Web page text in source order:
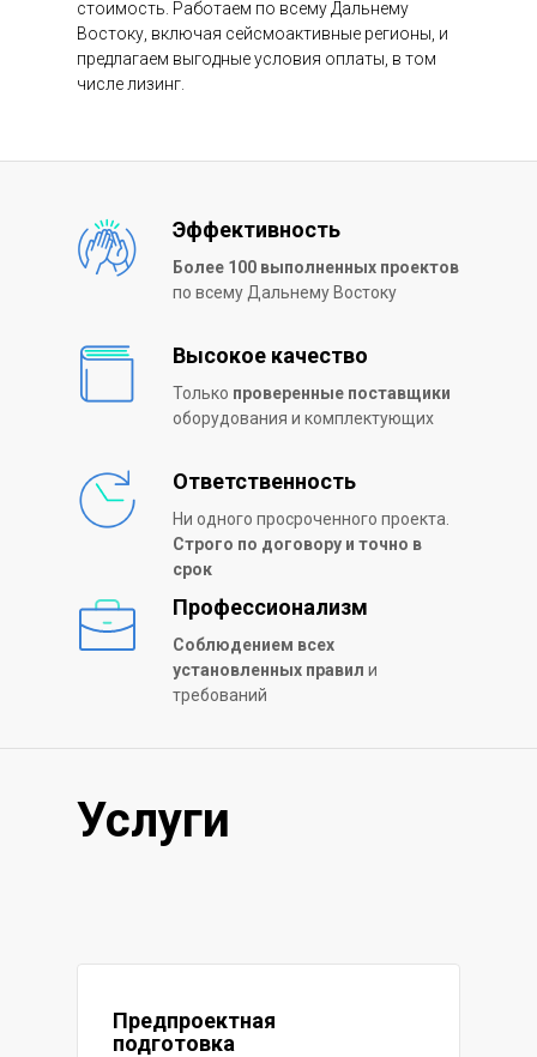
стоимость. Работаем по всему Дальнему
Востоку, включая сейсмоактивные регионы, и
предлагаем выгодные условия оплаты, в том
числе лизинг.
Эффективность
Более 100 выполненных проектов
по всему Дальнему Востоку
Ни одного просроченного проекта.
Строго по договору и точно в
срок
Ответственность
Профессионализм
Соблюдением всех
установленных правил и
требований
Только проверенные поставщики
оборудования и комплектующих
Высокое качество
Услуги
Предпроектная
подготовка